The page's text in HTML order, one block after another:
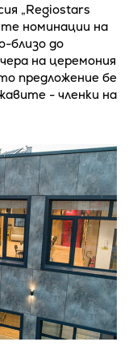
„Regiostars
номинации на
близо до
на церемония
предложение бе
- членки на